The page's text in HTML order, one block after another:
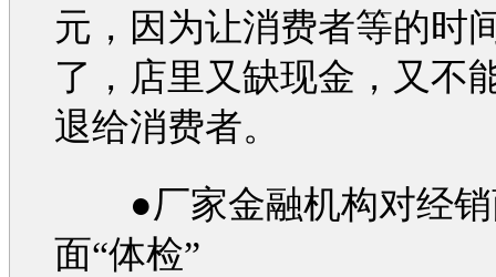
元，因为让消费者等的时
了，店里又缺现金，又不
退给消费者。
●厂家金融机构对经销
面“体检”